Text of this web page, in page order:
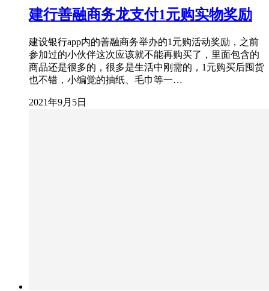
建行善融商务龙支付1元购实物奖励
建设银行app内的善融商务举办的1元购活动奖励，之前
参加过的小伙伴这次应该就不能再购买了，里面包含的
商品还是很多的，很多是生活中刚需的，1元购买后囤货
也不错，小编觉的抽纸、毛巾等一…
2021年9月5日